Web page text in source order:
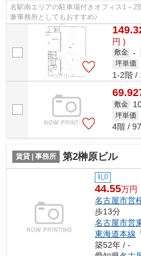
名駅南エリアの駐車場付きオフィス1～
兼事務所としてもおすすめ♪
円 )
敷金 -
坪単価
1-2階 /
敷金
坪単価
4階 /
賃貸 | 事務所 第2榊原ビル
礼0
44.55万円
名古屋市営
歩13分
名古屋市営
東海道本線
築52年 / -